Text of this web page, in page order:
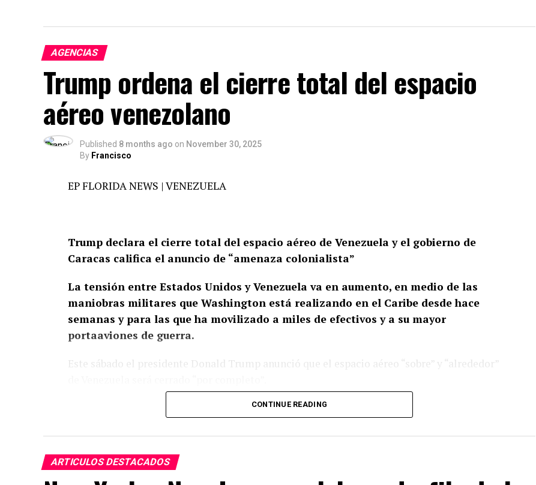
AGENCIAS
Trump ordena el cierre total del espacio
aéreo venezolano
Published 8 months ago on November 30, 2025
By Francisco
EP FLORIDA NEWS | VENEZUELA
Trump declara el cierre total del espacio aéreo de Venezuela y el gobierno de
Caracas califica el anuncio de “amenaza colonialista”
La tensión entre Estados Unidos y Venezuela va en aumento, en medio de las
maniobras militares que Washington está realizando en el Caribe desde hace
semanas y para las que ha movilizado a miles de efectivos y a su mayor
portaaviones de guerra.
Este sábado el presidente Donald Trump anunció que el espacio aéreo “sobre” y “alrededor”
En un mensaje en su red social Truth Social, el mandatario escribió: “A todas las aerolíneas,
espacio aéreo sobre Venezuela y sus alrededores permanecerá cerrado en su totalidad”.
La Cancillería venezolana replicó en un comunicado que “denuncia y condena la amenaza
CONTINUE READING
ARTICULOS DESTACADOS